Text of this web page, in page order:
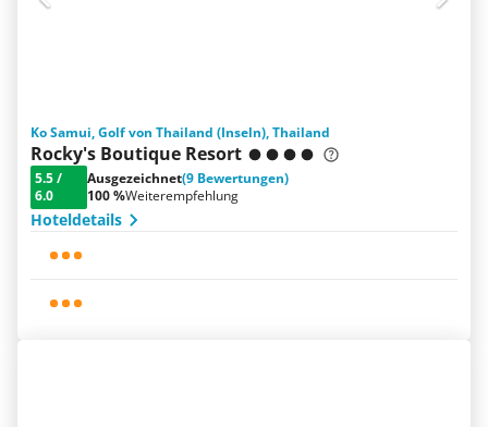
Ko Samui, Golf von Thailand (Inseln), Thailand
Rocky's Boutique Resort
5.5/
6.0
Ausgezeichnet(9 Bewertungen)
100 %Weiterempfehlung
Hoteldetails